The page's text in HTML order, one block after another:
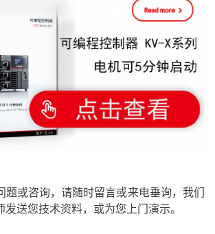
题或咨询，请随时留言或来电垂询，我们
送您技术资料，或为您上门演示。